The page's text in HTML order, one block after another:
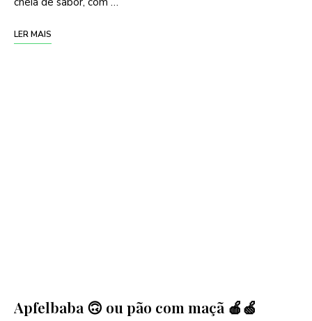
LER MAIS
Apfelbaba 🙃 ou pão com maçã 🍎🍏